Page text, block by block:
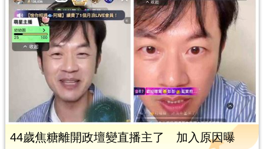
44歲焦糖離開政壇變直播主了 加入原因曝